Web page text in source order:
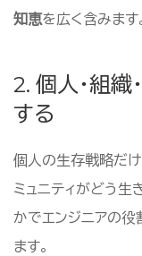
知恵を広く含みます
2. 個人・組
する
個人の生存戦略だけ
ミュニティがどう生
かでエンジニアの役
ます。